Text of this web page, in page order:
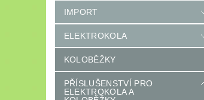
IMPORT
ELEKTROKOLA
KOLOBĚŽKY
PŘÍSLUŠENSTVÍ PRO
ELEKTROKOLA A